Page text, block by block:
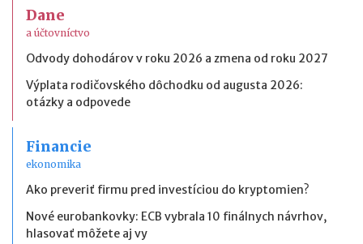
Dane
a účtovníctvo
Odvody dohodárov v roku 2026 a zmena od roku 2027
Výplata rodičovského dôchodku od augusta 2026:
otázky a odpovede
Financie
ekonomika
Ako preveriť firmu pred investíciou do kryptomien?
Nové eurobankovky: ECB vybrala 10 finálnych návrhov,
hlasovať môžete aj vy